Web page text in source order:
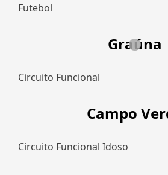
Futebol
Graúna
Circuito Funcional
Campo
Circuito Funcional Idoso